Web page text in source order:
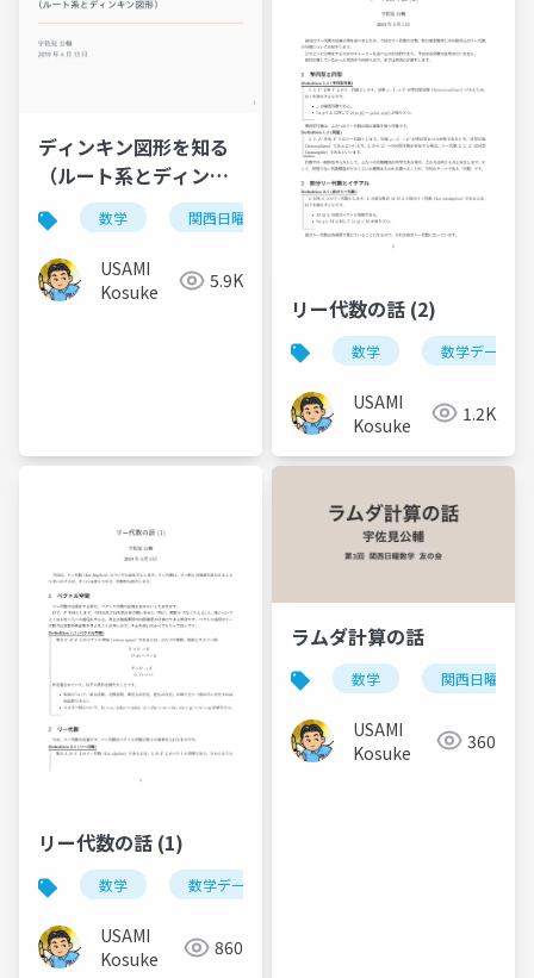
ディンキン図形を知る
（ルート系とディンキ
ン図形）数学 関西日曜数学友の会
USAMI
Kosuke
5.9K
リー代数の話 (2)
数学 数学デー
USAMI
Kosuke
1.2K
リー代数の話 (1)
数学 数学デー
USAMI
Kosuke
860
ラムダ計算の話
数学 関西日曜数学
USAMI
Kosuke
360